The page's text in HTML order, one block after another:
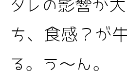
タレの影響が
ち、食感？が
る。う～ん。